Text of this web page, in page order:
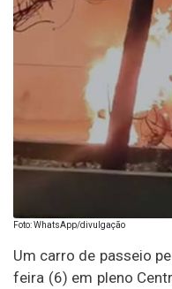
Foto: WhatsApp/divulgação
Um carro de passeio
feira (6) em pleno